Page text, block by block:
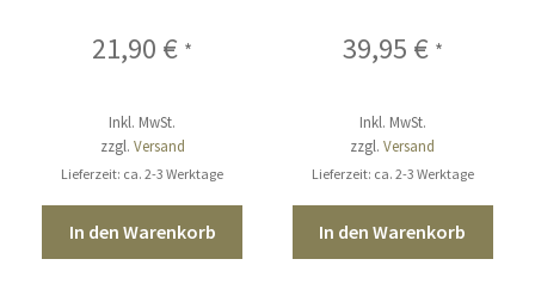
21,90 € *
Inkl. MwSt.
zzgl. Versand
Lieferzeit: ca. 2-3 Werktage
In den Warenkorb
39,95 € *
Inkl. MwSt.
zzgl.Versand
Lieferzeit: ca. 2-3 Werktage
In den Warenkorb